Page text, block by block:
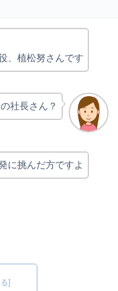
、植松努さんです
社長さん？
に挑んだ方ですよ